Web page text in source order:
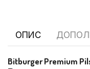
ОПИС
Bitburger Premium